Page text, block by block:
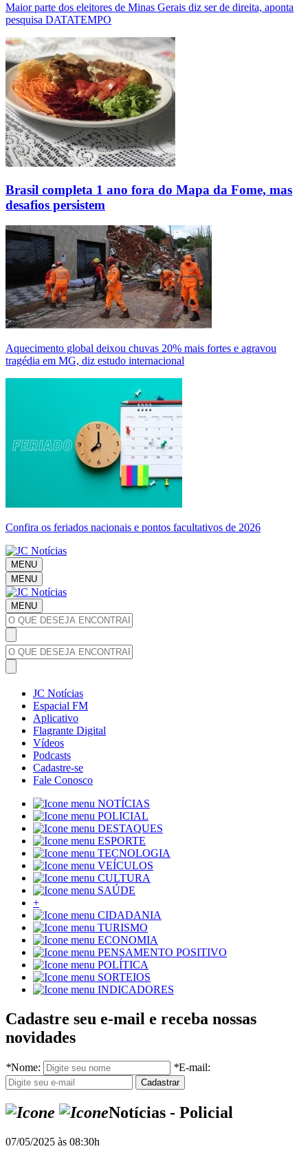
Maior parte dos eleitores de Minas Gerais diz ser de direita, aponta
pesquisa DATATEMPO
Brasil completa 1 ano fora do Mapa da Fome, mas
desafios persistem
Aquecimento global deixou chuvas 20% mais fortes e agravou
tragédia em MG, diz estudo internacional
Confira os feriados nacionais e pontos facultativos de 2026
MENU
MENU
MENU
JC Notícias
Espacial FM
Aplicativo
Flagrante Digital
Vídeos
Podcasts
Cadastre-se
Fale Conosco
NOTÍCIAS
POLICIAL
DESTAQUES
ESPORTE
TECNOLOGIA
VEÍCULOS
CULTURA
SAÚDE
+
CIDADANIA
TURISMO
ECONOMIA
PENSAMENTO POSITIVO
POLÍTICA
SORTEIOS
INDICADORES
Cadastre seu e-mail e receba nossas
novidades
*Nome: *E-mail:
Notícias - Policial
07/05/2025 às 08:30h